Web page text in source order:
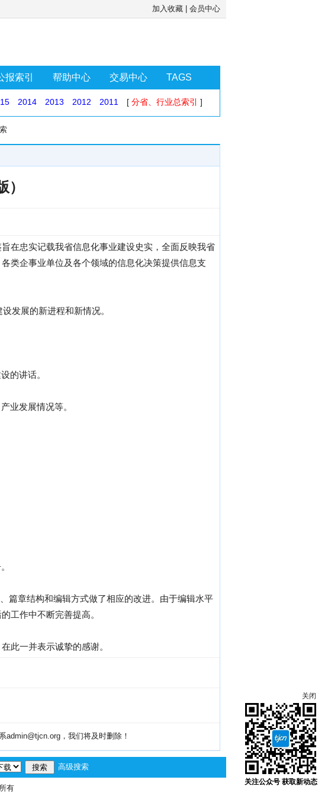
加入收藏 会员中心
报索引 帮助中心 交易中心 TAGS
2014 2013 2012 2011 [ 分省、行业总索引 ]
在忠实记载我省信息化事业建设史实，全面反映我省
类企事业单位及各个领域的信息化决策提供信息支
发展的新进程和新情况。
的讲话。
业发展情况等。
篇章结构和编辑方式做了相应的改进。由于编辑水平
工作中不断完善提高。
此一并表示诚挚的感谢。
admin@tjcn.org，我们将及时删除！
高级搜索
有
关闭
关注公众号 获取新动态